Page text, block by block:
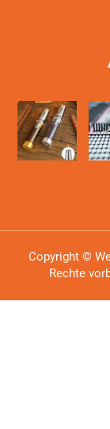
Copyright ©
Rechte